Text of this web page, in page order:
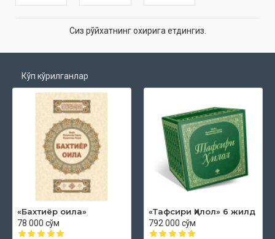
Сиз рўйхатнинг охирига етдингиз.
Кўп кўрилганлар
«Бахтиёр оила»
78 000 сўм
«Тафсири Ҳилол» 6 жилд
792 000 сўм